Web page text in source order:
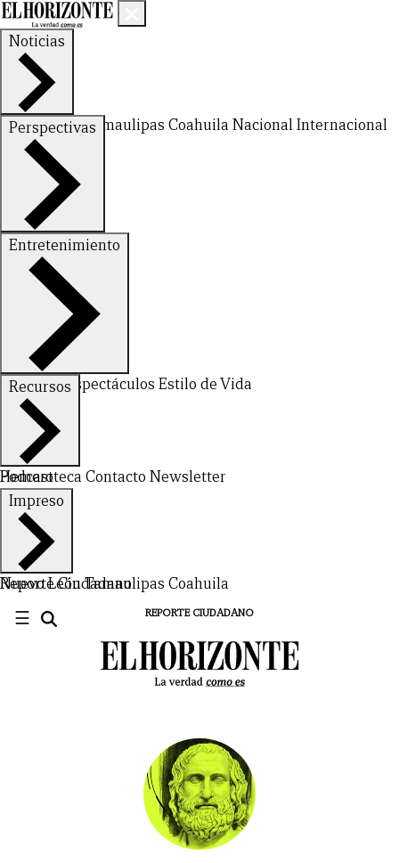
Noticias
Nuevo LeónTamaulipas Coahuila NacionalInternacional
Perspectivas
FinanzasOpinión
Entretenimiento
DeportesEspectáculos Estilo de Vida
Recursos
Hemeroteca Contacto Newsletter
Podcast
Impreso
Nuevo LeónTamaulipas Coahuila
Reporte Ciudadano
☰ REPORTE CIUDADANO